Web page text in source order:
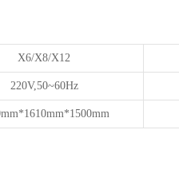
X6/X8/X12
220V,50~60Hz